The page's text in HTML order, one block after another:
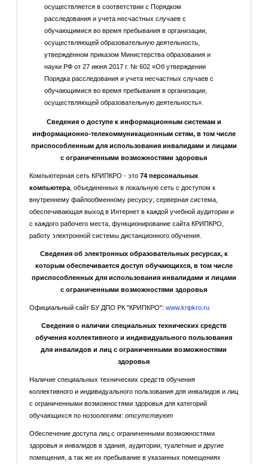
осуществляется в соответствии с Порядком
расследования и учета несчастных случаев с
обучающимися во время пребывания в организации,
осуществляющей образовательную деятельность,
утверждённом приказом Министерства образования и
науки РФ от 27 июня 2017 г. № 602 «Об утверждении
Порядка расследования и учета несчастных случаев с
обучающимися во время пребывания в организации,
осуществляющей образовательную деятельность».
Сведения о доступе к информационным системам и
информационно-телекоммуникационным сетям, в том числе
приспособленным для использования инвалидами и лицами
с ограниченными возможностями здоровья
Компьютерная сеть КРИПКРО - это74 персональных
компьютера , объединенных в локальную сеть с доступом к
внутреннему файлообменному ресурсу; серверная система,
обеспечивающая выход в Интернет в каждой учебной аудитории и
с каждого рабочего места, функционирование сайта КРИПКРО,
работу электронной системы дистанционного обучения.
Сведения об электронных образовательных ресурсах, к
которым обеспечивается доступ обучающихся, в том числе
приспособленных для использования инвалидами и лицами
с ограниченными возможностями здоровья
Официальный сайт БУ ДПО РК "КРИПКРО":www.kripkro.ru
Сведения о наличии специальных технических средств
обучения коллективного и индивидуального пользования
для инвалидов и лиц с ограниченными возможностями
здоровья
Наличие специальных технических средств обучения
коллективного и индивидуального пользования для инвалидов и лиц
с ограниченными возможностями здоровья для категорий
обучающихся по нозоологиям:отсутствуют
Обеспечение доступа лиц с ограниченными возможностями
здоровья и инвалидов в здания, аудитории, туалетные и другие
помещения, а так же их пребывание в указанных помещениях